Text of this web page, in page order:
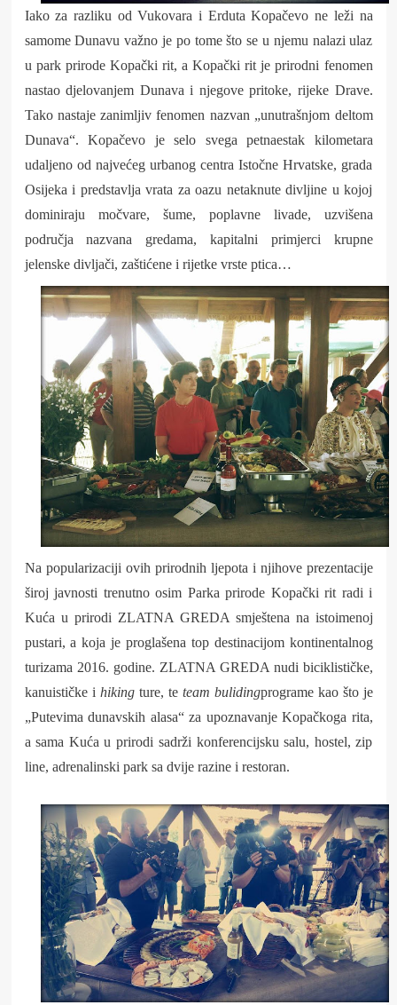
Iako za razliku od Vukovara i Erduta Kopačevo ne leži na
samome Dunavu važno je po tome što se u njemu nalazi ulaz
u park prirode Kopački rit, a Kopački rit je prirodni fenomen
nastao djelovanjem Dunava i njegove pritoke, rijeke Drave.
Tako nastaje zanimljiv fenomen nazvan „unutrašnjom deltom
Dunava“. Kopačevo je selo svega petnaestak kilometara
udaljeno od najvećeg urbanog centra Istočne Hrvatske, grada
Osijeka i predstavlja vrata za oazu netaknute divljine u kojoj
dominiraju močvare, šume, poplavne livade, uzvišena
područja nazvana gredama, kapitalni primjerci krupne
jelenske divljači, zaštićene i rijetke vrste ptica…
Na popularizaciji ovih prirodnih ljepota i njihove prezentacije
široj javnosti trenutno osim Parka prirode Kopački rit radi i
Kuća u prirodi ZLATNA GREDA smještena na istoimenoj
pustari, a koja je proglašena top destinacijom kontinentalnog
turizama 2016. godine. ZLATNA GREDA nudi biciklističke,
kanuističke i hikingture, te team bulidingprograme kao što je
„Putevima dunavskih alasa“ za upoznavanje Kopačkoga rita,
a sama Kuća u prirodi sadrži konferencijsku salu, hostel, zip
line, adrenalinski park sa dvije razine i restoran.